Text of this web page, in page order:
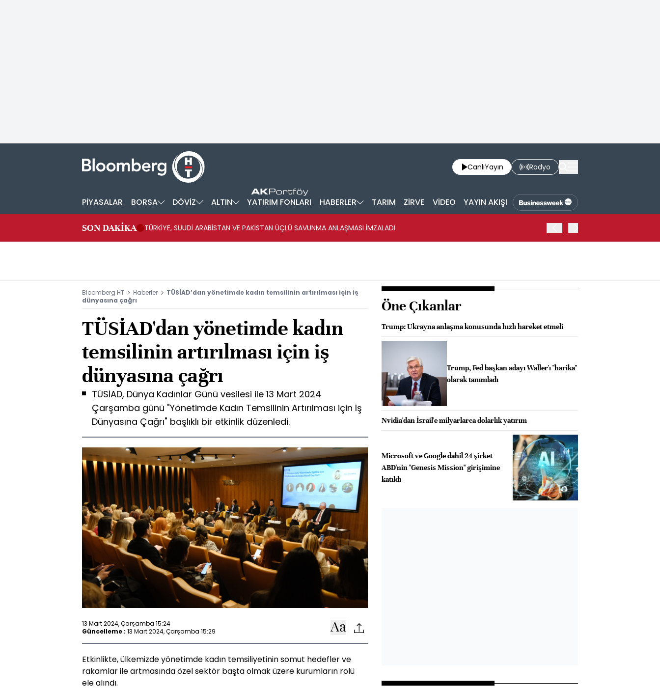
CanlıYayın Radyo
PİYASALAR BORSA DÖVİZ ALTIN YATIRIM FONLARI HABERLER TARIM ZİRVE VİDEO YAYIN AKIŞI
SON DAKİKA TÜRKİYE, SUUDİ ARABİSTAN VE PAKİSTAN ÜÇLÜ SAVUNMA ANLAŞMASI İMZALADI
Bloomberg HT Haberler
TÜSİAD’dan yönetimde kadın temsilinin artırılması için iş
dünyasına çağrı
TÜSİAD'dan yönetimde kadın
temsilinin artırılması için iş
dünyasına çağrı
TÜSİAD, Dünya Kadınlar Günü vesilesi ile 13 Mart 2024
Çarşamba günü "Yönetimde Kadın Temsilinin Artırılması için İş
Dünyasına Çağrı" başlıklı bir etkinlik düzenledi.
13 Mart 2024, Çarşamba 15:24
Güncelleme : 13 Mart 2024, Çarşamba 15:29
Etkinlikte, ülkemizde yönetimde kadın temsiliyetinin somut hedefler ve
rakamlar ile artmasında özel sektör başta olmak üzere kurumların rolü
ele alındı.
Öne Çıkanlar
Trump: Ukrayna anlaşma konusunda hızlı hareket etmeli
Trump, Fed başkan adayı Waller'ı "harika"
olarak tanımladı
Nvidia'dan İsrail'e milyarlarca dolarlık yatırım
Microsoft ve Google dahil 24 şirket
ABD'nin "Genesis Mission" girişimine
katıldı